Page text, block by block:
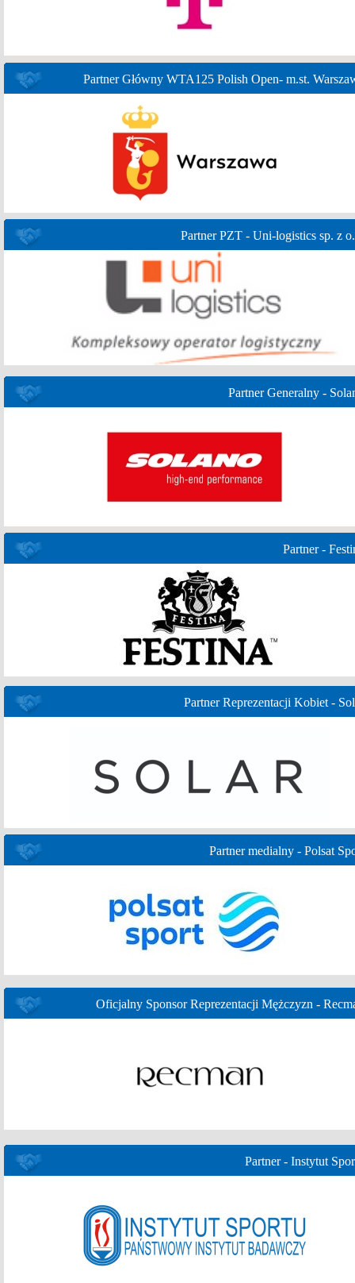
Partner Główny WTA125 Polish Open- m.st.
Partner PZT - Uni-logistics sp. z
Partner Generalny -
Partner -
Partner Reprezentacji Kobiet -
Partner medialny - Polsat
Oficjalny Sponsor Reprezentacji Mężczyzn -
Partner - Instytut